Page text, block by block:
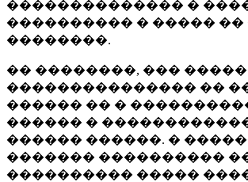
�������������� �
���������� � ����� ��
��������.
�� ��������, ���
��������������� ��
������ �� �
������ �
������ ������. �
������� ����������
���������� �����